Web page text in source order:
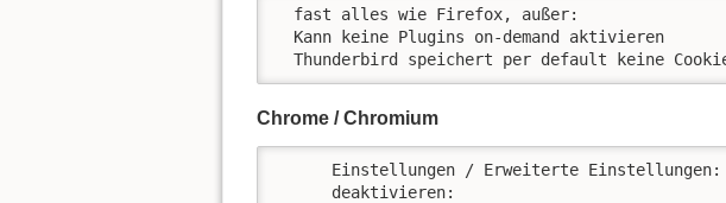
  fast alles wie Firefox, außer:
  Kann keine Plugins on-demand aktivieren
Thunderbird speichert per default keine
Chrome / Chromium
      Einstellungen / Erweiterte Einstellungen:
      deaktivieren: